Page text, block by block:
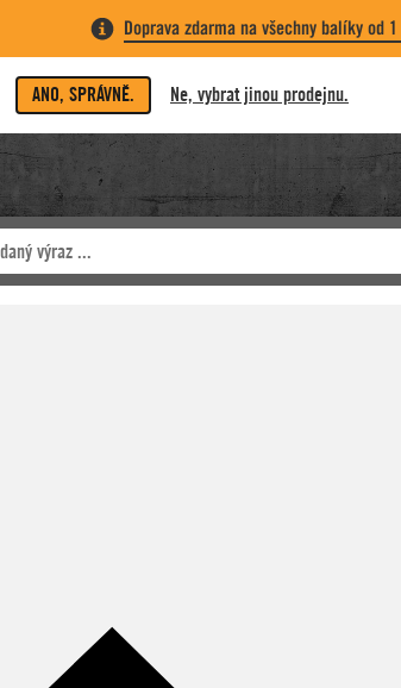
Doprava zdarma na všechny balíky od 1
ANO, SPRÁVNĚ. Ne, vybrat jinou prodejnu.